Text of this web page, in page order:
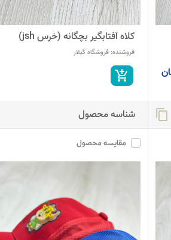
content_copy
کلاه آفتابگیر بچگانه (خرس jsh)
فروشنده: فروشگاه گیلار
add_shopping_cart
شناسه محصول
مقایسه محصول